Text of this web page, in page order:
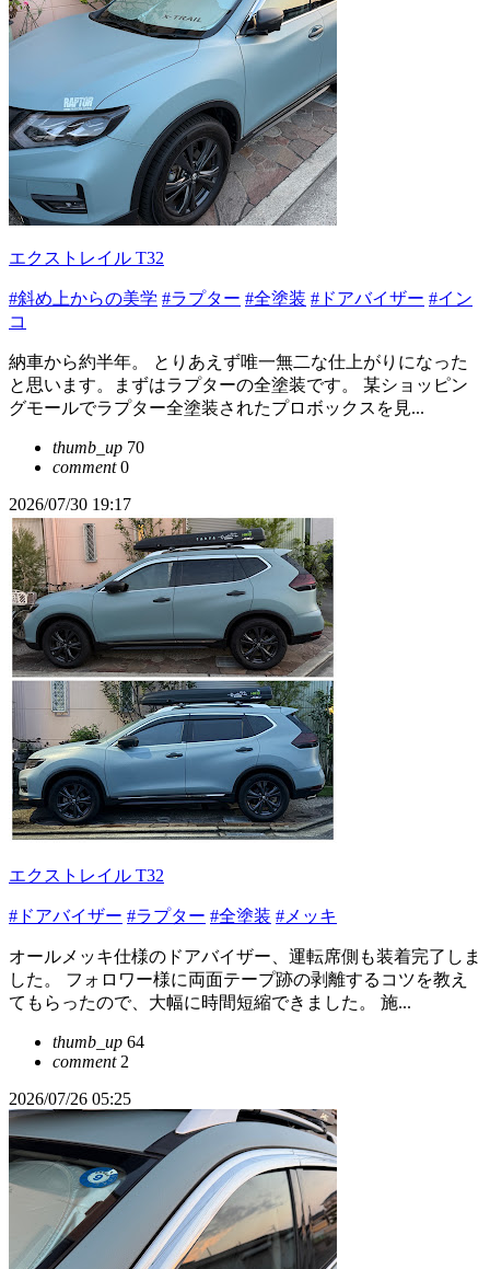
エクストレイル T32
#斜め上からの美学 #ラプター #全塗装 #ドアバイザー #イン
コ
納車から約半年。 とりあえず唯一無二な仕上がりになった
と思います。まずはラプターの全塗装です。 某ショッピン
グモールでラプター全塗装されたプロボックスを見...
thumb_up 70
comment0
2026/07/30 19:17
エクストレイル T32
#ドアバイザー #ラプター #全塗装 #メッキ
オールメッキ仕様のドアバイザー、運転席側も装着完了しま
した。 フォロワー様に両面テープ跡の剥離するコツを教え
てもらったので、大幅に時間短縮できました。 施...
thumb_up 64
comment2
2026/07/26 05:25